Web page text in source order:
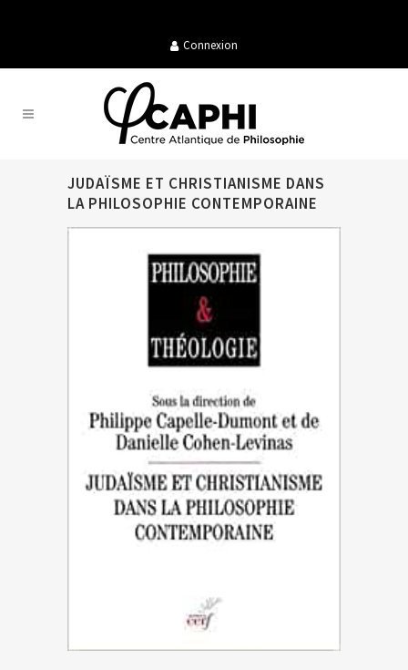
Connexion
JUDAÏSME ET CHRISTIANISME DANS
LA PHILOSOPHIE CONTEMPORAINE